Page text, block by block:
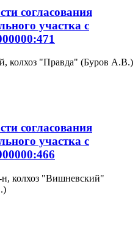
согласования
участка с
колхоз "Правда" (Буров А.В.)
согласования
участка с
н, колхоз "Вишневский"